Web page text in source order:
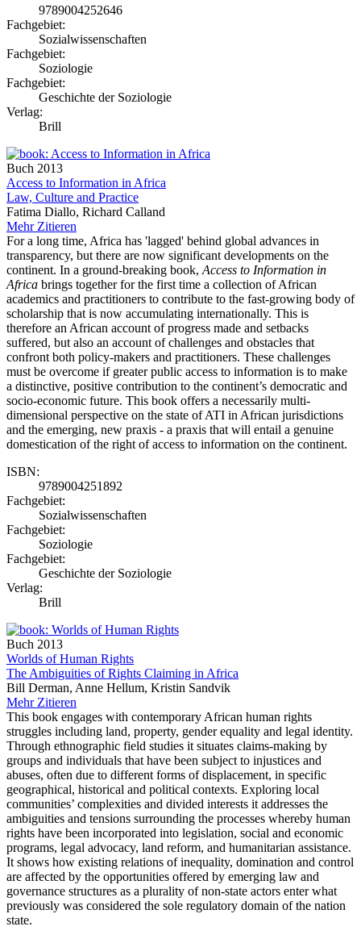
9789004252646
Fachgebiet:
Sozialwissenschaften
Fachgebiet:
Soziologie
Fachgebiet:
Geschichte der Soziologie
Verlag:
Brill
Buch 2013
Access to Information in Africa
Law, Culture and Practice
Fatima Diallo, Richard Calland
Mehr Zitieren
For a long time, Africa has 'lagged' behind global advances in
transparency, but there are now significant developments on the
continent. In a ground-breaking book, Access to Information in
Africa brings together for the first time a collection of African
academics and practitioners to contribute to the fast-growing body of
scholarship that is now accumulating internationally. This is
therefore an African account of progress made and setbacks
suffered, but also an account of challenges and obstacles that
confront both policy-makers and practitioners. These challenges
must be overcome if greater public access to information is to make
a distinctive, positive contribution to the continent’s democratic and
socio-economic future. This book offers a necessarily multi-
dimensional perspective on the state of ATI in African jurisdictions
and the emerging, new praxis - a praxis that will entail a genuine
domestication of the right of access to information on the continent.
ISBN:
9789004251892
Fachgebiet:
Sozialwissenschaften
Fachgebiet:
Soziologie
Fachgebiet:
Geschichte der Soziologie
Verlag:
Brill
Buch 2013
Worlds of Human Rights
The Ambiguities of Rights Claiming in Africa
Bill Derman, Anne Hellum, Kristin Sandvik
Mehr Zitieren
This book engages with contemporary African human rights
struggles including land, property, gender equality and legal identity.
Through ethnographic field studies it situates claims-making by
groups and individuals that have been subject to injustices and
abuses, often due to different forms of displacement, in specific
geographical, historical and political contexts. Exploring local
communities’ complexities and divided interests it addresses the
ambiguities and tensions surrounding the processes whereby human
rights have been incorporated into legislation, social and economic
programs, legal advocacy, land reform, and humanitarian assistance.
It shows how existing relations of inequality, domination and control
are affected by the opportunities offered by emerging law and
governance structures as a plurality of non-state actors enter what
previously was considered the sole regulatory domain of the nation
state.